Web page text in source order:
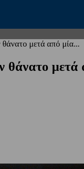
μετά από μία...
θάνατο